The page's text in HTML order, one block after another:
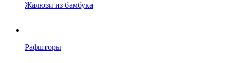
Жалюзи из бамбука
Рафшторы